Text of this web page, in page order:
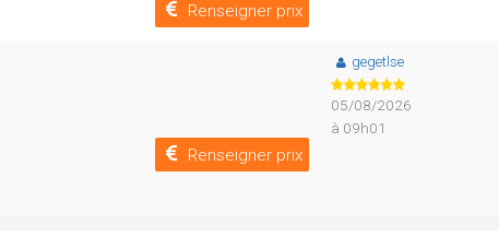
Renseigner prix
Renseigner prix
gegetlse
05/08/2026
à 09h01